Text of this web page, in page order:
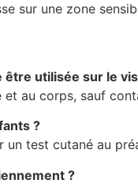
sur une zone
être utilisée sur le
et au corps, sauf
?
un test cutané au
?